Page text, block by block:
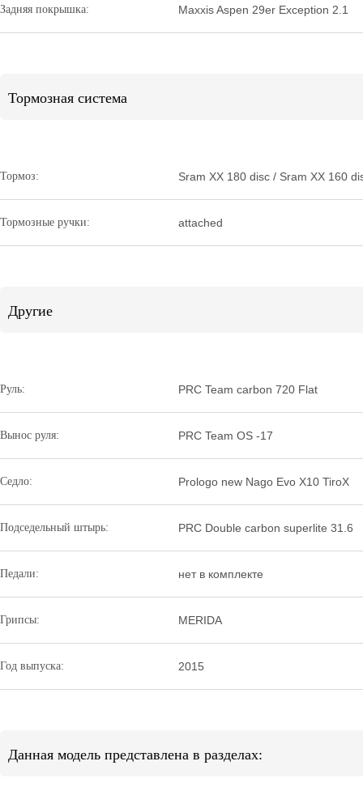
Задняя покрышка: Maxxis Aspen 29er Exception 2.1
Тормозная система
Тормоз: Sram XX 180 disc / Sram XX 160
Тормозные ручки: attached
Другие
Руль: PRC Team carbon 720 Flat
Вынос руля: PRC Team OS -17
Седло: Prologo new Nago Evo X10 TiroX
Подседельный штырь: PRC Double carbon superlite 31.6
Педали: нет в комплекте
Грипсы: MERIDA
Год выпуска: 2015
Данная модель представлена в разделах: